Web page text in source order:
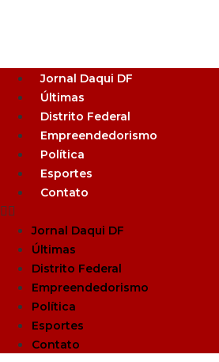
Jornal Daqui DF
Últimas
Distrito Federal
Empreendedorismo
Política
Esportes
Contato
Jornal Daqui DF
Últimas
Distrito Federal
Empreendedorismo
Política
Esportes
Contato